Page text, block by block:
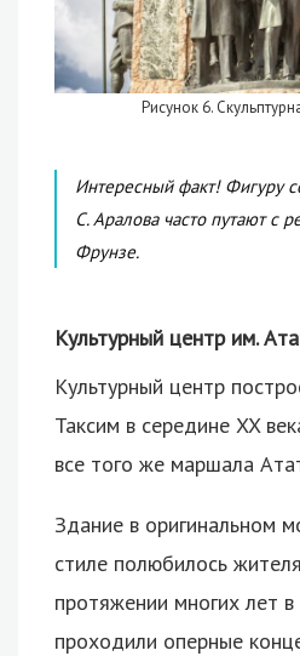
Рисунок 6.
Интересный факт! Фигуру
С. Аралова часто путают с
Фрунзе.
Культурный центр им.
Культурный центр
Таксим в середине XX
все того же маршала
Здание в оригинальном
стиле полюбилось
протяжении многих лет
проходили оперные